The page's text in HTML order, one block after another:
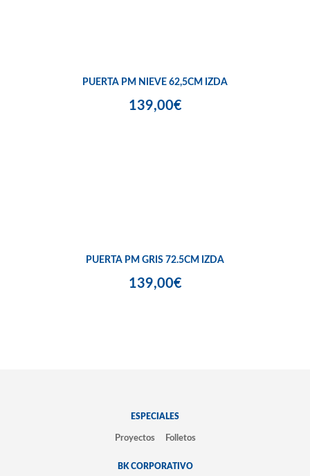
PUERTA PM NIEVE 62,5CM IZDA
139,00€
PUERTA PM GRIS 72.5CM IZDA
139,00€
ESPECIALES
Proyectos Folletos
BK CORPORATIVO